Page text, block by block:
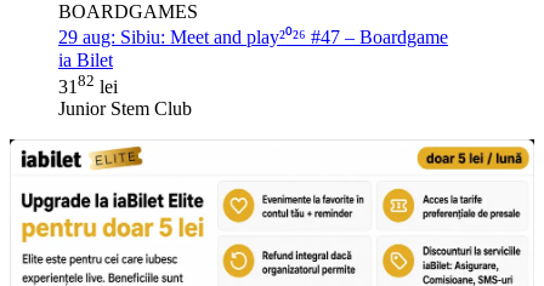
BOARDGAMES
29 aug: Sibiu: Meet and play²⁰²⁶ #47 – Boardgame
ia Bilet
31 82 lei
Junior Stem Club